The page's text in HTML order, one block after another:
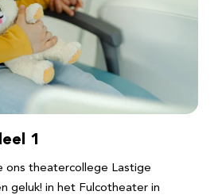
1
ons theatercollege Lastige
geluk! in het Fulcotheater in